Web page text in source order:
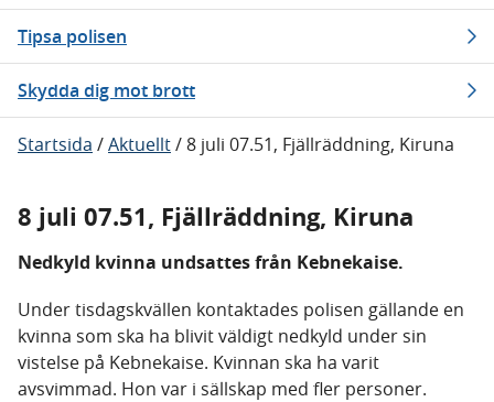
Tipsa polisen
Skydda dig mot brott
Startsida /Aktuellt/8 juli 07.51, Fjällräddning, Kiruna
8 juli 07.51, Fjällräddning, Kiruna
Nedkyld kvinna undsattes från Kebnekaise.
Under tisdagskvällen kontaktades polisen gällande en
kvinna som ska ha blivit väldigt nedkyld under sin
vistelse på Kebnekaise. Kvinnan ska ha varit
avsvimmad. Hon var i sällskap med fler personer.